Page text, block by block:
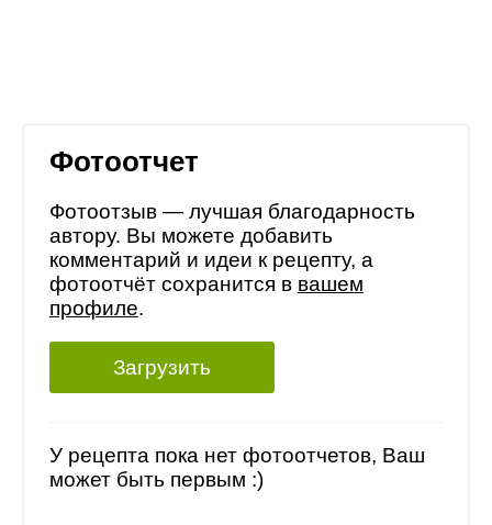
Фотоотчет
Фотоотзыв — лучшая благодарность
автору. Вы можете добавить
комментарий и идеи к рецепту, а
фотоотчёт сохранится в вашем
профиле.
Загрузить
У рецепта пока нет фотоотчетов, Ваш
может быть первым :)